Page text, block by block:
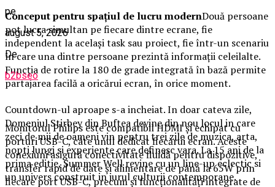
Conceput pentru spațiul de lucru modernDouă persoane
pot lucra simultan pe fiecare dintre ecrane, fie
independent la același task sau proiect, fie într-un scenariu
în care una dintre persoane prezintă informații celeilalte.
Funcția de rotire la 180 de grade integrată în bază permite
partajarea facilă a oricărui ecran, în orice moment.
Monitorul Philips este compatibil HDMI și echipat cu
porturi USB-C, câte unul dedicat fiecărui ecran. Aceste
conexiuni asigură conectivitate fluidă pentru dispozitive,
transfer rapid de date și alimentare de până la 65W prin
fiecare port USB-C, precum și funcționalități integrate de
pe
august 5, 2026
De
b2bseo
Countdown-ul aproape s-a incheiat. In doar cateva zile,
Domeniul Stirbey din Buftea devine din nou locul in care
zeci de mii de oameni vin pentru trei zile de muzica, arta,
nopti lungi si experiente care definesc vara. La 15 ani de la
prima editie, Summer Well revine cu un line-up eclectic si
un univers construit in jurul culturii contemporane.